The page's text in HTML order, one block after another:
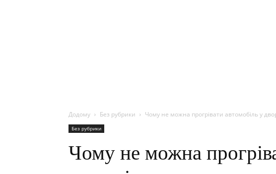
Додому Без рубрики Чому не можна прогрівати автомобіль у
Без рубрики
Чому не можна